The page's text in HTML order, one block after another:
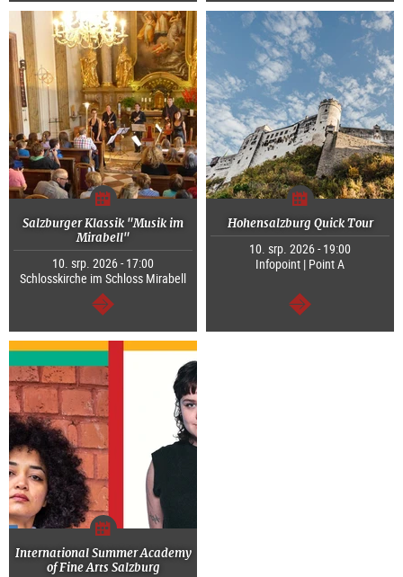
Salzburger Klassik "Musik im
Mirabell"
10. srp. 2026 - 17:00
Schlosskirche im Schloss Mirabell
continue
Hohensalzburg Quick Tour
10. srp. 2026 - 19:00
Infopoint | Point A
continue
International Summer Academy
of Fine Arts Salzburg